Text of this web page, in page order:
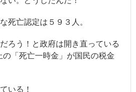
死亡認定は５９３人。
ろう！と政府は開き直っている
「死亡一時金」が国民の税金
いる！